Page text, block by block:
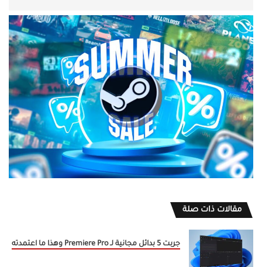
مقالات ذات صلة
جربت 5 بدائل مجانية لـ Premiere Pro وهذا ما اعتمدته